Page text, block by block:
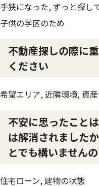
手狭になった, ずっと探し
子供の学区のため
不動産探しの際に
ください
希望エリア, 近隣環境, 資
不安に思ったこと
は解消されました
とでも構いません
住宅ローン, 建物の状態